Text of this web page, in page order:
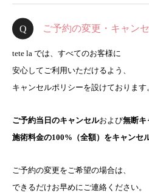
ご予約の変更・キャン
tete la では、すべてのお客様に
安心してご利用いただけるよう、
キャンセルポリシーを設けております
ご予約当日のキャンセルおよび無断キ
施術料金の100%（全額）をキャンセ
ご予約の変更をご希望の場合は、
できるだけお早めにご連絡ください。